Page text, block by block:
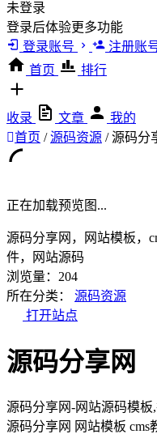
未登录
登录后体验更多功能
登录账号
注册账
首页
排行
收录 文章
我的
首页 / 源码资源 / 源码分
正在加载预览图...
源码分享网，网站模板，
件，网站源码
浏览量：204
所在分类：
源码资源
打开站点
源码分享网
源码分享网-网站源码模板
源码分享网 网站模板 cms